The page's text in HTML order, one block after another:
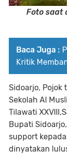
Foto saat
Baca Juga :
Kritik
Sidoarjo, Pojok
Sekolah Al
Tilawati
Bupati
support
dinyatakan